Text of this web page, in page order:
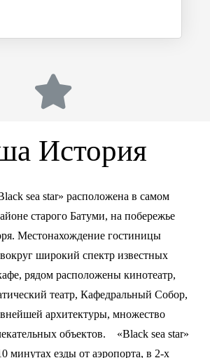
История
sea star» расположена в самом
старого Батуми, на побережье
Местонахождение гостиницы
широкий спектр известных
рядом расположены кинотеатр,
театр, Кафедральный Собор,
архитектуры, множество
объектов. «Black sea star»
минутах езды от аэропорта, в 2-х